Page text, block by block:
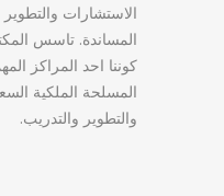
الاستشارات
كوننا احد المراكز
المسلحة الملكية
والتطوير والتدريب.